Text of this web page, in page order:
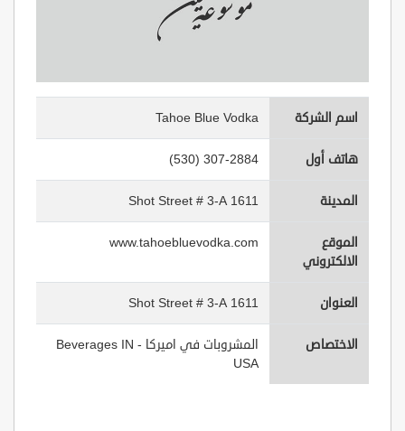
اسم الشركة Tahoe Blue Vodka
هاتف أول (530) 307-2884
المدينة 1611 Shot Street # 3-A
الموقع
الالكتروني
www.tahoebluevodka.com
العنوان 1611 Shot Street # 3-A
الاختصاص
المشروبات في اميركا - Beverages IN
USA